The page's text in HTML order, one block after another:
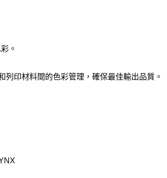
。
列印材料間的色彩管理，確保最佳輸出品質。